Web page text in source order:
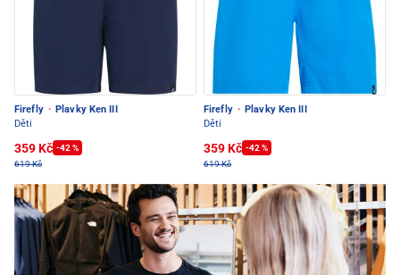
Firefly · Plavky Ken III
Děti
359 Kč -42 %
619 Kč
Firefly · Plavky Ken III
Děti
359 Kč -42 %
619 Kč